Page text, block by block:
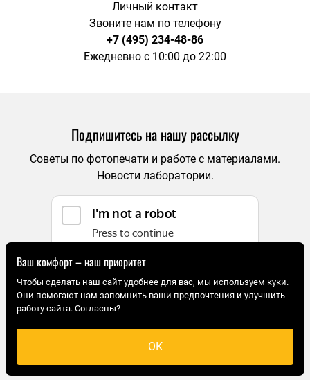
Личный контакт
Звоните нам по телефону
+7 (495) 234-48-86
Ежедневно с 10:00 до 22:00
Подпишитесь на нашу рассылку
Советы по фотопечати и работе с материалами.
Новости лаборатории.
Подписываясь на рассылку Фотолаб, вы принимаете
политику конфиденциальности
любое время по ссылке отмены подписки в каждом
письме или в вашей учетной записи клиента.
Ваш комфорт – наш приоритет
Чтобы сделать наш сайт удобнее для вас, мы используем куки.
Они помогают нам запомнить ваши предпочтения и улучшить
работу сайта. Согласны?
ОК